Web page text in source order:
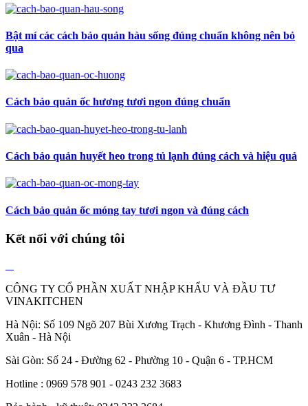
Bật mí các cách bảo quản hàu sống đúng chuẩn không nên bỏ
qua
Cách bảo quản ốc hương tươi ngon đúng chuẩn
Cách bảo quản huyết heo trong tủ lạnh đúng cách và hiệu quả
Cách bảo quản ốc móng tay tươi ngon và đúng cách
Kết nối với chúng tôi
CÔNG TY CỔ PHẦN XUẤT NHẬP KHẨU VÀ ĐẦU TƯ
VINAKITCHEN
Hà Nội: Số 109 Ngõ 207 Bùi Xương Trạch - Khương Đình - Thanh
Xuân - Hà Nội
Sài Gòn: Số 24 - Đường 62 - Phường 10 - Quận 6 - TP.HCM
Hotline : 0969 578 901 - 0243 232 3683